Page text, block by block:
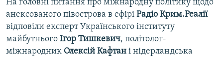
На головні питання про міжнародну політику щодо
анексованого півострова в ефірі Радіо Крим.Реалії
відповіли експерт Українського інституту
майбутнього Ігор Тишкевич, політолог-
міжнародник Олексій Кафтан і нідерландська